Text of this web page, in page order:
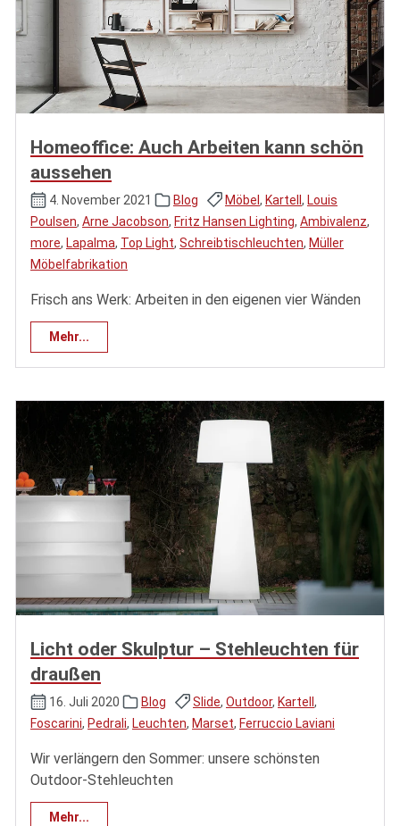
Homeoffice: Auch Arbeiten kann schön
aussehen
4. November 2021 Blog Möbel , Kartell , Louis
Poulsen, Arne Jacobson, Fritz Hansen Lighting, Ambivalenz,
more, Lapalma, Top Light, Schreibtischleuchten, Müller
Möbelfabrikation
Frisch ans Werk: Arbeiten in den eigenen vier Wänden
Mehr...
Licht oder Skulptur – Stehleuchten für
draußen
16. Juli 2020 Blog Slide, Outdoor, Kartell ,
Foscarini, Pedrali, Leuchten, Marset, Ferruccio Laviani
Wir verlängern den Sommer: unsere schönsten
Outdoor-Stehleuchten
Mehr...